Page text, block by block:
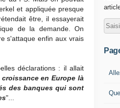
et appliquée presque
être, il essayerait
de la demande. On
s'attaque enfin aux vrais
déclarations : il allait
en Europe là
des banques qui sont
"...